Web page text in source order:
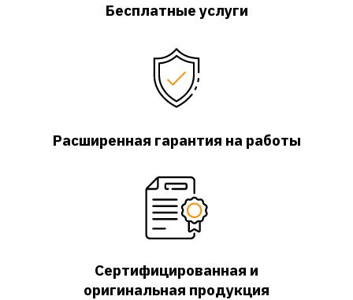
Бесплатные услуги
Расширенная гарантия на работы
Сертифицированная и
оригинальная продукция